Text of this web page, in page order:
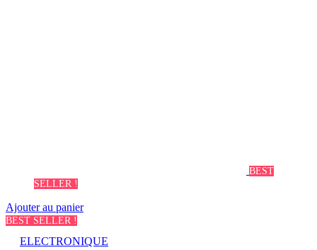
BEST
SELLER !
Ajouter au panier
BEST SELLER !
ELECTRONIQUE